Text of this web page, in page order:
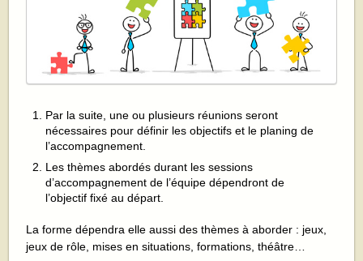
Par la suite, une ou plusieurs réunions seront
nécessaires pour définir les objectifs et le planing de
l’accompagnement.
Les thèmes abordés durant les sessions
d’accompagnement de l’équipe dépendront de
l’objectif fixé au départ.
La forme dépendra elle aussi des thèmes à aborder : jeux,
jeux de rôle, mises en situations, formations, théâtre…